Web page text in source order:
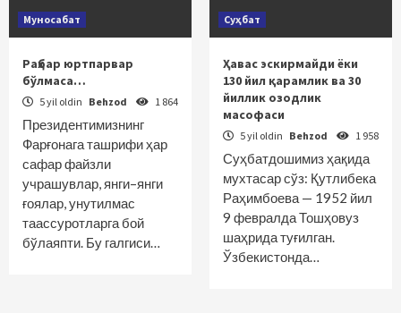
Муносабат
Раҳбар юртпарвар
бўлмаса…
5 yil oldin Behzod 1 864
Президентимизнинг
Фарғонага ташрифи ҳар
сафар файзли
учрашувлар, янги–янги
ғоялар, унутилмас
таассуротларга бой
бўлаяпти. Бу галгиси…
Суҳбат
Ҳавас эскирмайди ёки
130 йил қарамлик ва 30
йиллик озодлик
масофаси
5 yil oldin Behzod 1 958
Суҳбатдошимиз ҳақида
мухтасар сўз: Қутлибека
Раҳимбоева — 1952 йил
9 февралда Тошҳовуз
шаҳрида туғилган.
Ўзбекистонда…